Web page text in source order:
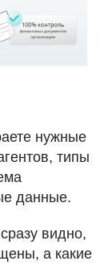
нужные
типы
данные.
видно,
а какие